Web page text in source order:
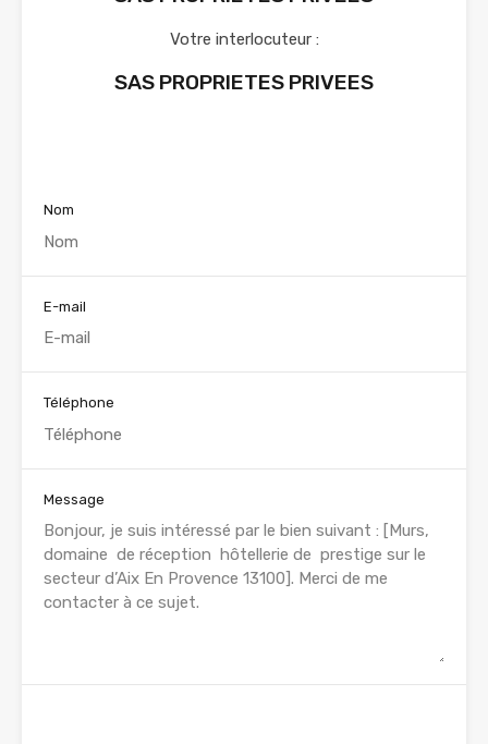
Votre interlocuteur :
SAS PROPRIETES PRIVEES
Nom
E-mail
Téléphone
Message